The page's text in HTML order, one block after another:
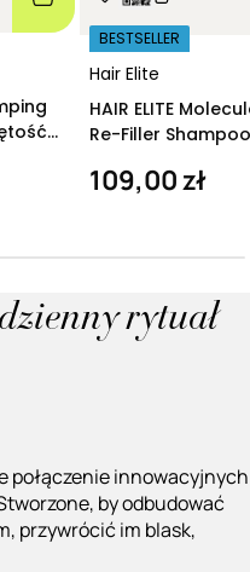
Hair Elite
BESTSELLER
HAIR ELITE
Re-Filler
109,00 zł
rytuał
połączenie innowacyjnych
by odbudować
przywrócić im blask,